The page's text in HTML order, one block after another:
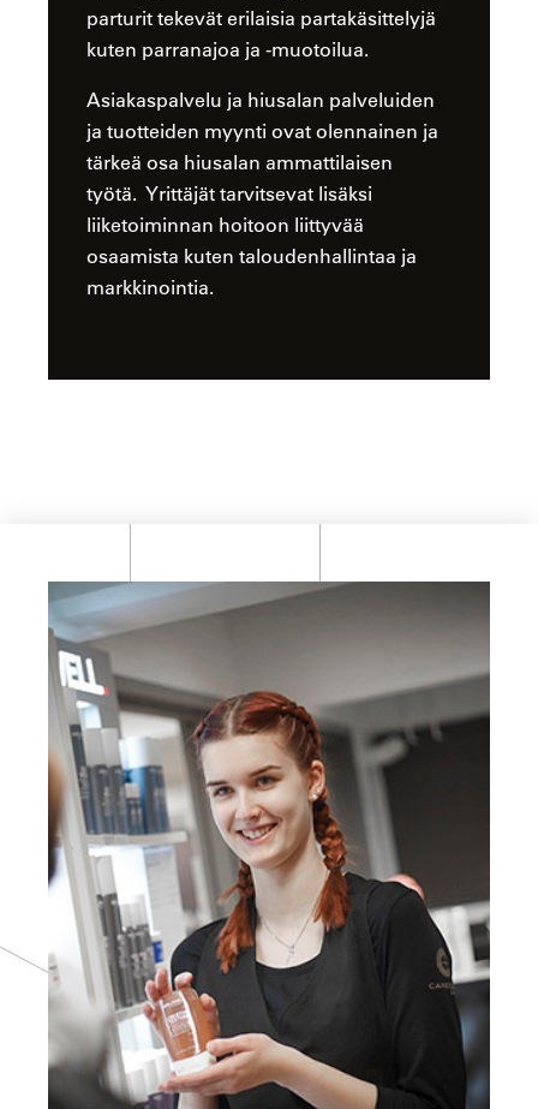
parturit tekevät erilaisia partakäsittelyjä
kuten parranajoa ja -muotoilua.
Asiakaspalvelu ja hiusalan palveluiden
ja tuotteiden myynti ovat olennainen ja
tärkeä osa hiusalan ammattilaisen
työtä. Yrittäjät tarvitsevat lisäksi
liiketoiminnan hoitoon liittyvää
osaamista kuten taloudenhallintaa ja
markkinointia.